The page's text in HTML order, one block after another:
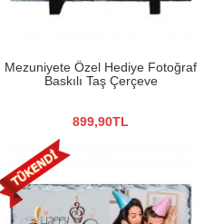
Mezuniyete Özel Hediye Fotoğraf
Baskılı Taş Çerçeve
899,90TL